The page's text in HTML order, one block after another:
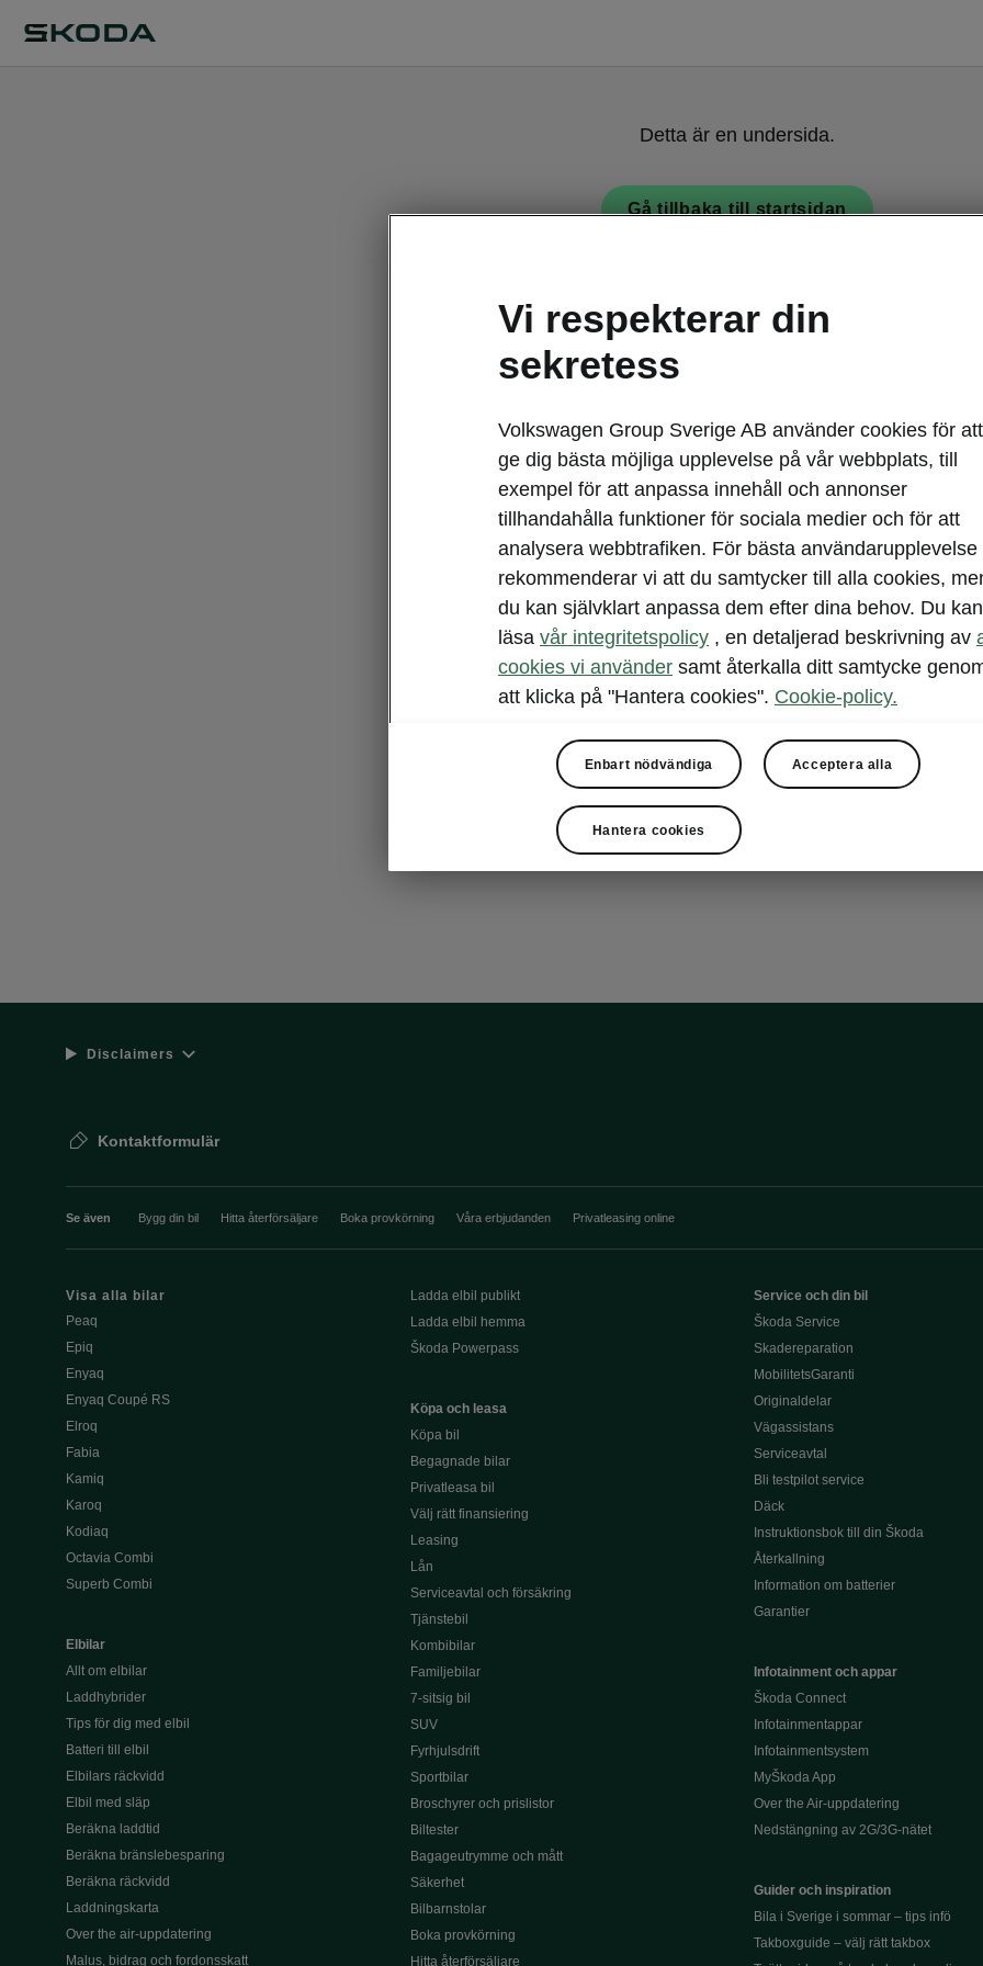
Detta är en undersida.
Gå tillbaka till startsidan
Octavia
Octavia
inklusive
navigering,
eller
Sound
som tillval.
Disclaimers
Kontaktformulär
Se även Bygg din bil Hitta återförsäljare Boka provkörning Våra erbjudanden Privatleasing online
Visa alla bilar
Peaq
Epiq
Enyaq
Enyaq Coupé RS
Elroq
Fabia
Kamiq
Karoq
Kodiaq
Octavia Combi
Superb Combi
Elbilar
Allt om elbilar
Laddhybrider
Tips för dig med elbil
Batteri till elbil
Elbilars räckvidd
Elbil med släp
Beräkna laddtid
Beräkna bränslebesparing
Beräkna räckvidd
Laddningskarta
Over the air-uppdatering
Malus, bidrag och fordonsskatt
Ladda elbil publikt
Ladda elbil hemma
Škoda Powerpass
Köpa och leasa
Köpa bil
Begagnade bilar
Privatleasa bil
Välj rätt finansiering
Leasing
Lån
Serviceavtal och försäkring
Tjänstebil
Kombibilar
Familjebilar
7-sitsig bil
SUV
Fyrhjulsdrift
Sportbilar
Broschyrer och prislistor
Biltester
Bagageutrymme och mått
Säkerhet
Bilbarnstolar
Boka provkörning
Hitta återförsäljare
Service och din bil
Škoda Service
Skadereparation
MobilitetsGaranti
Originaldelar
Vägassistans
Serviceavtal
Bli testpilot service
Däck
Instruktionsbok till din Škoda
Återkallning
Information om batterier
Garantier
Infotainment och appar
Škoda Connect
Infotainmentappar
Infotainmentsystem
MyŠkoda App
Over the Air-uppdatering
Nedstängning av 2G/3G-nätet
Guider och inspiration
Bila i Sverige i sommar – tips infö
Takboxguide – välj rätt takbox
Vi respekterar din
sekretess
Volkswagen Group Sverige AB använder cookies för att
ge dig bästa möjliga upplevelse på vår webbplats, till
exempel för att anpassa innehåll och annonser
tillhandahålla funktioner för sociala medier och för att
analysera webbtrafiken. För bästa användarupplevelse
rekommenderar vi att du samtycker till alla cookies,
du kan självklart anpassa dem efter dina behov. Du kan
läsa vår integritetspolicy , en detaljerad beskrivning av
cookies vi använder samt återkalla ditt samtycke
att klicka på "Hantera cookies". Cookie-policy.
Enbart nödvändiga Acceptera alla
Hantera cookies